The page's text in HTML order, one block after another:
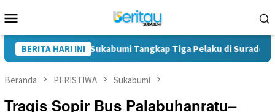
ke
Mobile
BERITA HARI INI
Polres Sukabumi Tangkap Tiga Pelaku di Surade-Ciemas
Beranda PERISTIWA Sukabumi
Tragis Sopir Bus Palabuhanratu–